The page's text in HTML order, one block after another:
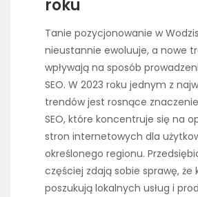
roku
Tanie pozycjonowanie w
nieustannie ewoluuje, a nowe
wpływają na sposób
SEO. W 2023 roku jednym z
trendów jest rosnące
SEO, które koncentruje się na
stron internetowych dla
określonego regionu.
częściej zdają sobie sprawę, że
poszukują lokalnych usług i